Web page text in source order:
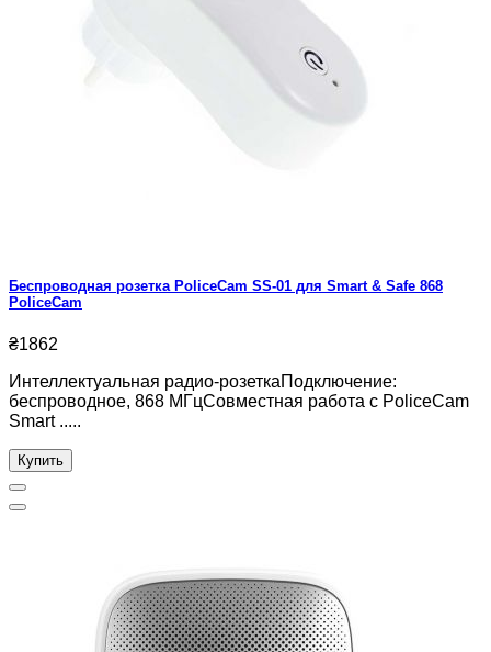
Беспроводная розетка PoliceCam SS-01 для Smart & Safe 868
PoliceCam
₴1862
Интеллектуальная радио-розеткаПодключение:
беспроводное, 868 МГцСовместная работа с PoliceCam
Smart .....
Купить